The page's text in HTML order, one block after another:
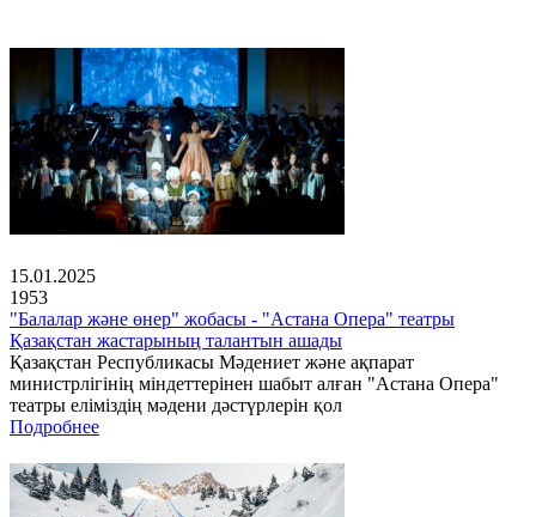
15.01.2025
1953
"Балалар және өнер" жобасы - "Астана Опера" театры
Қазақстан жастарының талантын ашады
Қазақстан Республикасы Мәдениет және ақпарат
министрлігінің міндеттерінен шабыт алған "Астана Опера"
театры еліміздің мәдени дәстүрлерін қол
Подробнее